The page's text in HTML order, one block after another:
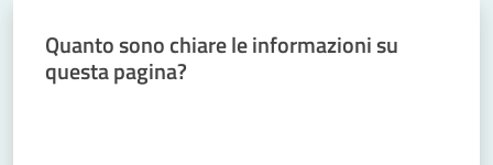
Quanto sono chiare le informazioni su
questa pagina?